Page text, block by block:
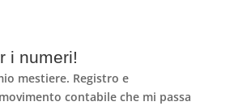
i numeri!
mestiere. Registro e
contabileche mi passa